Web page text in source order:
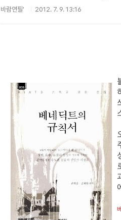
바람연필' 2012. 7. 9. 13:16